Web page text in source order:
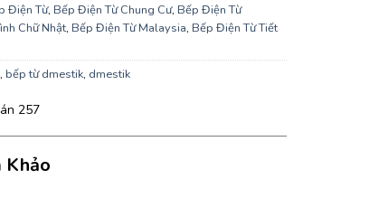
Điện Từ, Bếp Điện Từ Chung Cư, Bếp Điện Từ
Chữ Nhật, Bếp Điện Từ Malaysia, Bếp Điện Từ Tiết
, bếp từ dmestik, dmestik
257
Khảo